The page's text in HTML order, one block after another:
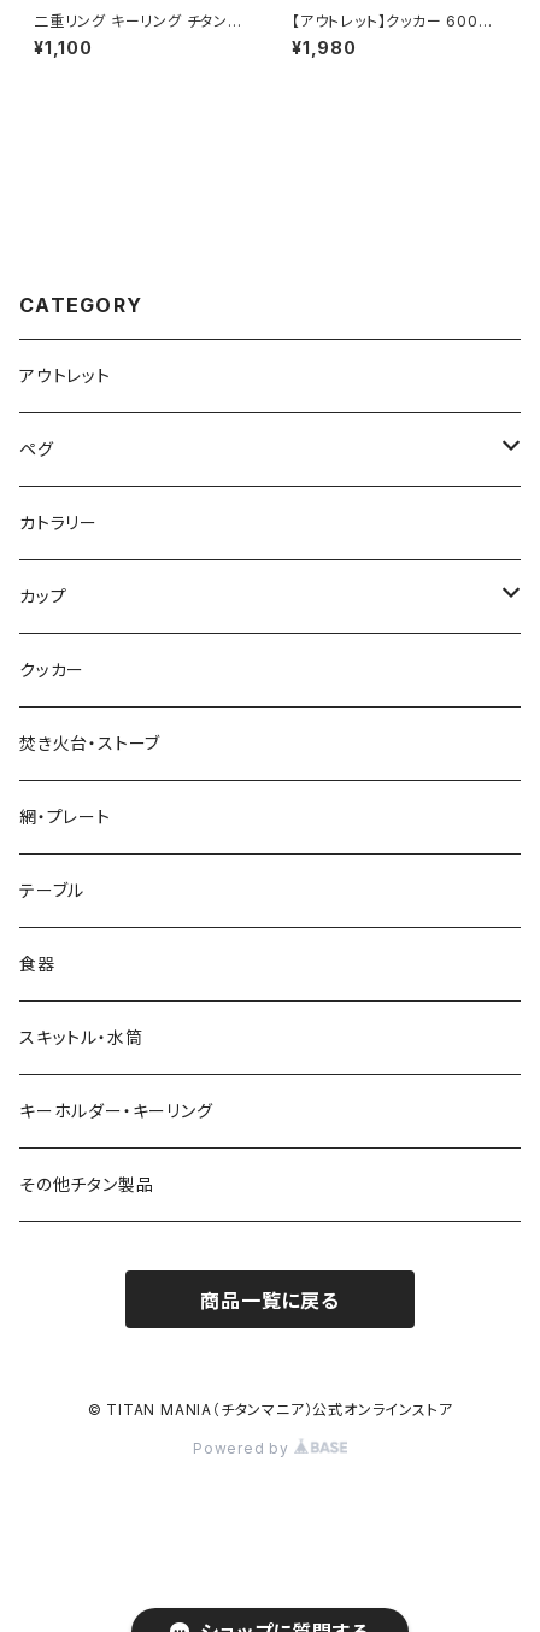
二重リング キーリング チタン製
10mm/12mm×各10個セット 超
軽量 頑丈 サビに強い 二重丸カ
¥1,100
【アウトレット】クッカー 600ml
チタン製 全てのサイズが綺麗に
スタッキング出来る 軽量 頑丈
¥1,980
CATEGORY
アウトレット
ペグ
標準タイプ
超軽量タイプ
ネイルペグ
V字型
Y字型
カトラリー
カップ
シングルマグ
シェラカップ
ダブルウォールカップ
リッド（蓋）
クッカー
焚き火台・ストーブ
網・プレート
テーブル
食器
スキットル・水筒
キーホルダー・キーリング
その他チタン製品
商品一覧に戻る
© TITAN MANIA（チタンマニア）公式オンラインストア
Powered by